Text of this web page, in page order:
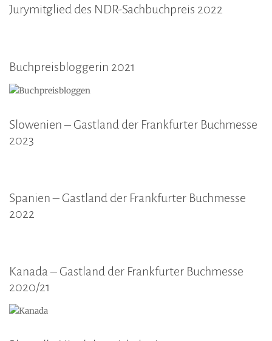
Jurymitglied des NDR-Sachbuchpreis 2022
Buchpreisbloggerin 2021
Slowenien – Gastland der Frankfurter Buchmesse
2023
Spanien – Gastland der Frankfurter Buchmesse
2022
Kanada – Gastland der Frankfurter Buchmesse
2020/21